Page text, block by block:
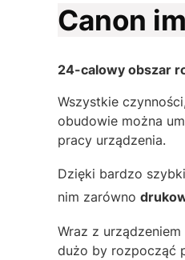
Canon
24-calowy obszar
Wszystkie
obudowie można
pracy urządzenia.
Dzięki bardzo
nim zarówno
Wraz z
dużo by rozpocząć